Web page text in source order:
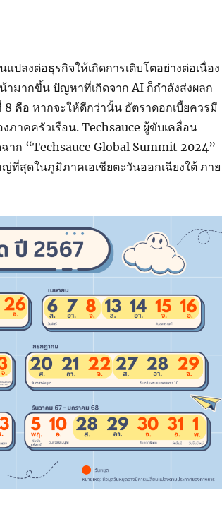
ปลงต่อธุรกิจให้เกิดการเติบโตอย่างต่อเนื่อง
มากขึ้น ปัญหาที่เกิดจาก AI ก็กำลังส่งผลก
คือ หากจะให้ดีกว่านั้น อัตราดอกเบี้ยควรมี
ภาคครัวเรือน. Techsauce ผู้ขับเคลื่อน
ฉาก “Techsauce Global Summit 2024”
ที่สุดในภูมิภาคเอเชียตะวันออกเฉียงใต้ ภาย